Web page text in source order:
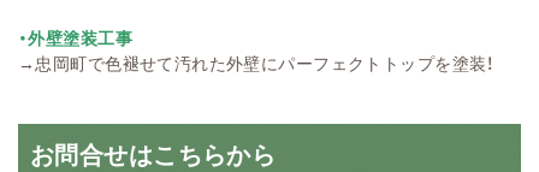
・外壁塗装工事
→ 忠岡町で色褪せて汚れた外壁にパーフェクトトップを塗装！
お問合せはこちらから